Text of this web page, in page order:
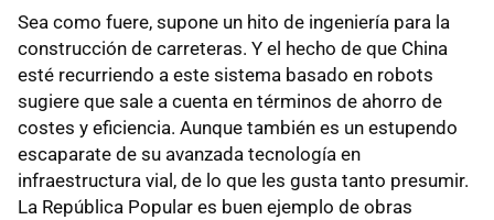
Sea como fuere, supone un hito de ingeniería para la
construcción de carreteras. Y el hecho de que China
esté recurriendo a este sistema basado en robots
sugiere que sale a cuenta en términos de ahorro de
costes y eficiencia. Aunque también es un estupendo
escaparate de su avanzada tecnología en
infraestructura vial, de lo que les gusta tanto presumir.
La República Popular es buen ejemplo de obras